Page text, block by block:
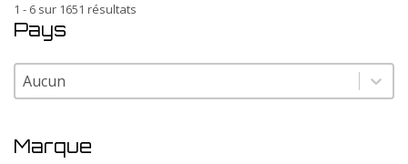
1 - 6 sur 1651 résultats
Pays
Pays
Pays
Marque